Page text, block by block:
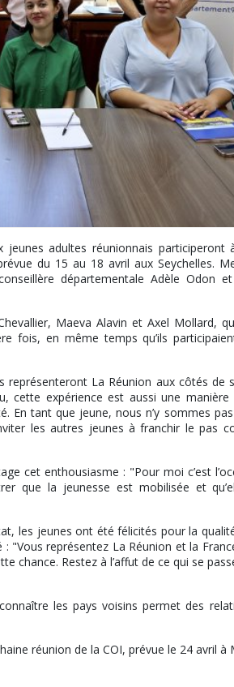
jeunes adultes réunionnais
du 15 au 18 avril aux Seychelles.
départementale Adèle Odon
Maeva Alavin et Axel Mollard,
fois, en même temps qu’ils
La Réunion aux côtés de
cette expérience est aussi une manière
En tant que jeune, nous n’y sommes
les autres jeunes à franchir le pas
cet enthousiasme : "Pour moi c’est
que la jeunesse est mobilisée et
les jeunes ont été félicités pour la
représentez La Réunion et la
chance. Restez à l’affut de ce qui se
les pays voisins permet des
réunion de la COI, prévue le 24 avril à